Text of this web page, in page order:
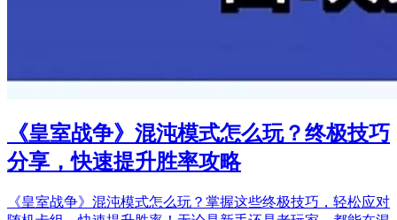
《皇室战争》混沌模式怎么玩？终极技巧
分享，快速提升胜率攻略
《皇室战争》混沌模式怎么玩？掌握这些终极技巧，轻松应对